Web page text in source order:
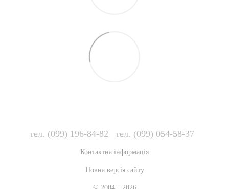
тел. (099) 196-84-82 тел. (099) 054-58-37
Контактна інформація
Повна версія сайту